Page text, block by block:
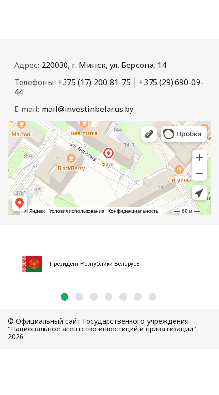
Адрес: 220030, г. Минск, ул. Берсона, 14
Телефоны: +375 (17) 200-81-75
+375 (29) 690-09-
44
E-mail: mail@investinbelarus.by
Президент Республики Беларусь
© Официальный сайт Государственного учреждения
"Национальное агентство инвестиций и приватизации",
2026